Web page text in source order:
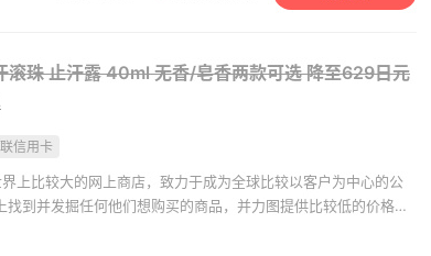
滚珠 止汗露 40ml 无香/皂香两款可选降至629日元
信用卡
上比较大的网上商店，致力于成为全球比较以客户为中心的公
找到并发掘任何他们想购买的商品，并力图提供比较低的价格。
iHerb8月第一单！日常补给囤起来
京东买戴维贝拉连衣裙，融合中式风很好